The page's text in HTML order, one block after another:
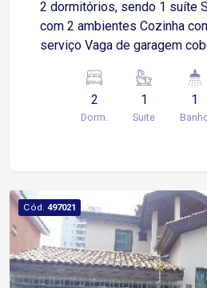
2 dormitórios, sendo 1 suíte
com 2 ambientes Cozinha
serviço Vaga de garagem coberta Sacada
2
Dorm.
1
Suite
1
Cód. 497021